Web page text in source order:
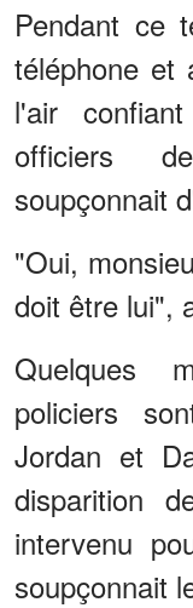
Pendant ce
téléphone et
l'air
officiers
soupçonnait
"Oui,
doit être lui",
Quelques
policiers
Jordan et
disparition
intervenu
soupçonnait